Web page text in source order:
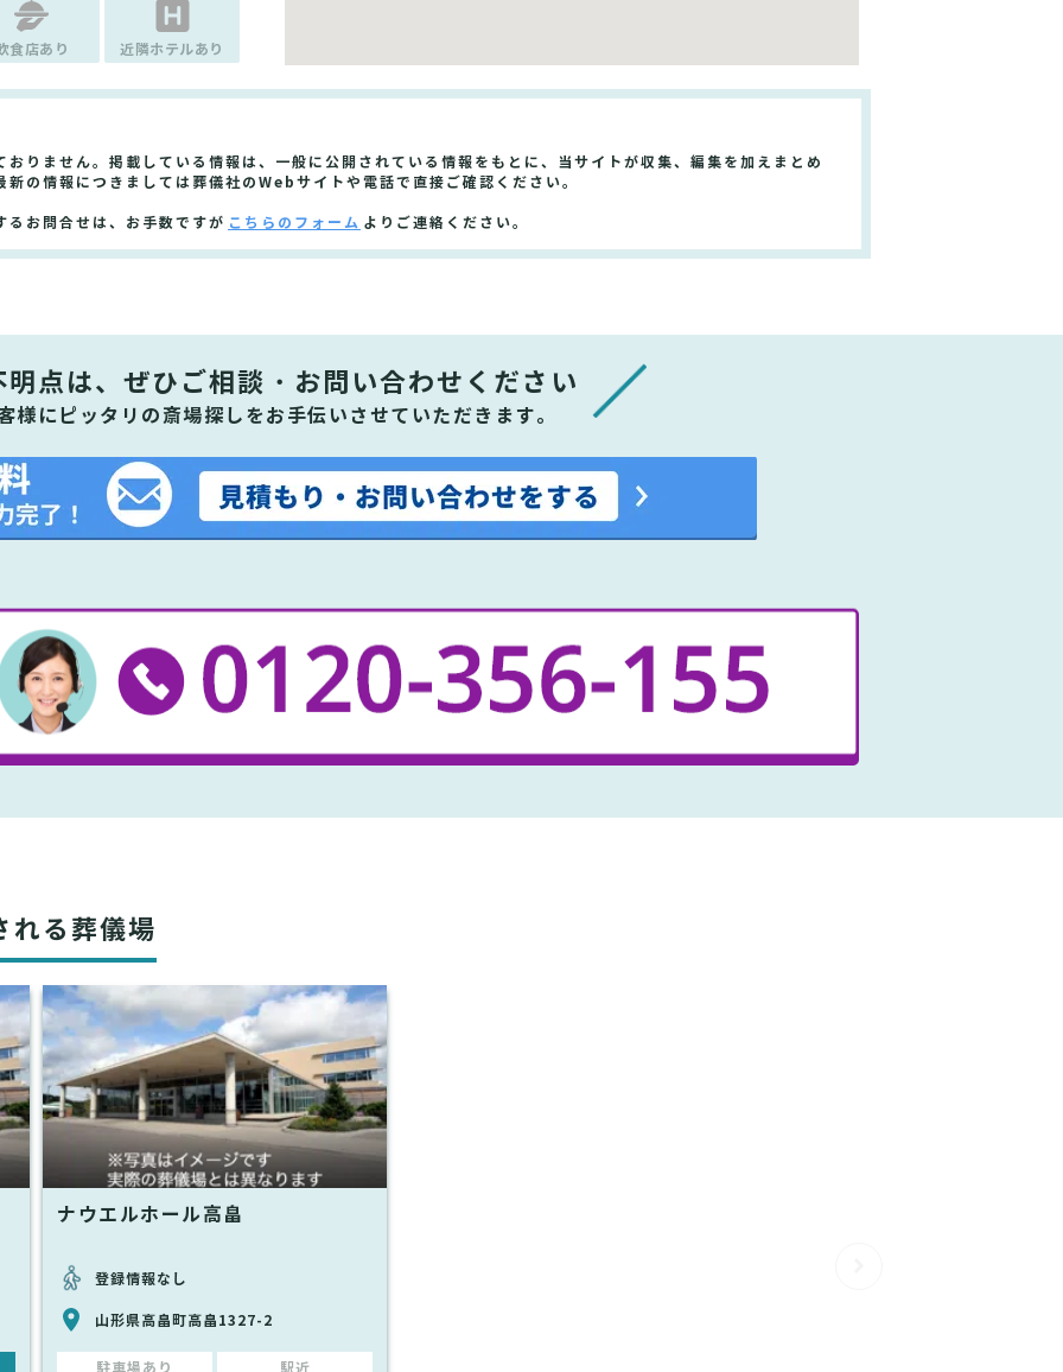
食店あり 近隣ホテルあり
りません。掲載している情報は、一般に公開されている情報をもとに、当サイトが収集、編集を加えまとめ
の情報につきましては葬儀社のWebサイトや電話で直接ご確認ください。
るお問合せは、お手数ですが こちらのフォーム よりご連絡ください。
明点は、ぜひ ご相談・お問い合わせください
様にピッタリの斎場探しをお手伝いさせていただきます。
れる葬儀場
ナウエルホール高畠
登録情報なし
山形県高畠町高畠1327-2
駐車場あり 駅近